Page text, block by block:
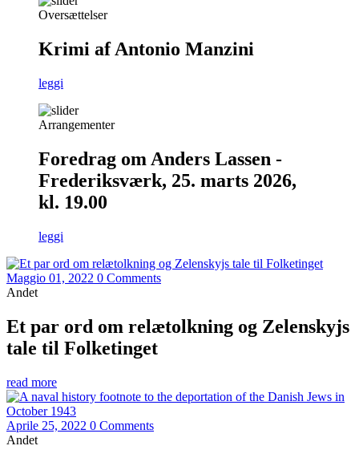
Oversættelser
Krimi af Antonio Manzini
leggi
Arrangementer
Foredrag om Anders Lassen -
Frederiksværk, 25. marts 2026,
kl. 19.00
leggi
Maggio 01, 2022 0 Comments
Andet
Et par ord om relætolkning og Zelenskyjs
tale til Folketinget
read more
Aprile 25, 2022 0 Comments
Andet